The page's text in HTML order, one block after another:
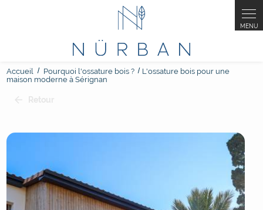
Accueil Pourquoi l'ossature bois ?
L'ossature bois pour une
maison moderne à Sérignan